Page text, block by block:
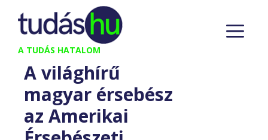
Kilépés
tartalomba
A TUDÁS HATALOM
A világhírű
magyar érsebész
az Amerikai